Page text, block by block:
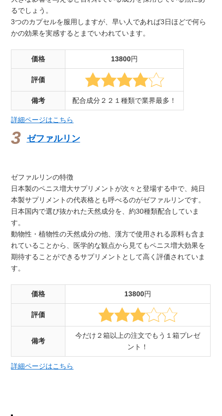
るでしょう。
3つのカプセルを服用しますが、早い人であれば3日ほどで何ら
かの効果を実感するとまでいわれています。
価格 13800円
評価
備考 配合成分２２１種類で業界最多！
詳細ページはこちら
ゼファルリン
ゼファルリンの特徴
日本製のペニス増大サプリメントが次々と登場する中で、純日
本製サプリメントの代表格とも呼べるのがゼファルリンです。
日本国内で選び抜かれた天然成分を、約30種類配合していま
す。
動物性・植物性の天然成分の他、漢方で使用される原料も含ま
れていることから、医学的な観点から見てもペニス増大効果を
期待することができるサプリメントとして高く評価されていま
す。
価格 13800円
評価
備考
今だけ２箱以上の注文でもう１箱プレゼ
ント！
詳細ページはこちら